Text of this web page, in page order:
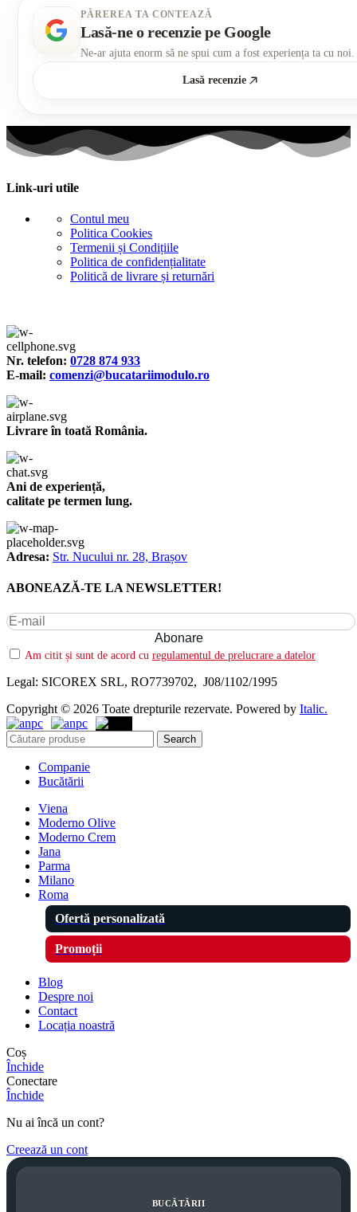
PĂREREA TA CONTEAZĂ
Lasă-ne o recenzie pe Google
Ne-ar ajuta enorm să ne spui cum a fost experiența ta cu noi.
Lasă recenzie
Link-uri utile
Contul meu
Politica Cookies
Termenii și Condițiile
Politica de confidențialitate
Politică de livrare și returnări
Nr. telefon: 0728 874 933
E-mail: comenzi@bucatariimodulo.ro
Livrare în toată România.
Ani de experiență,
calitate pe termen lung.
Adresa: Str. Nucului nr. 28, Brașov
ABONEAZĂ-TE LA NEWSLETTER!
Am citit și sunt de acord cu regulamentul de prelucrare a datelor
Legal: SICOREX SRL, RO7739702, J08/1102/1995
Copyright © 2026 Toate drepturile rezervate. Powered by Italic.
Search
Companie
Bucătării
Viena
Moderno Olive
Moderno Crem
Jana
Parma
Milano
Roma
Ofertă personalizată
Promoții
Blog
Despre noi
Contact
Locația noastră
Coș
Închide
Conectare
Închide
Nu ai încă un cont?
Creează un cont
BUCĂTĂRII